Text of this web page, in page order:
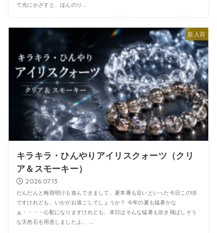
て光にかざすと、ほんのり...
新入荷
キラキラ・ひんやりアイリスクォーツ（クリ
ア＆スモーキー）
2026.07.13
だんだんと梅雨明けも進んできまして、夏本番も近いといった今日この頃
ですけれども、いかがお過ごしでしょうか？ 今年の夏も猛暑かな
ぁ・・・・心配になりますけれども、本日はそんな猛暑も吹き飛ばしそう
な天然石を用意しましたよ。 ...